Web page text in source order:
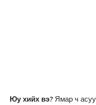
Юу хийх вэ? Ямар ч